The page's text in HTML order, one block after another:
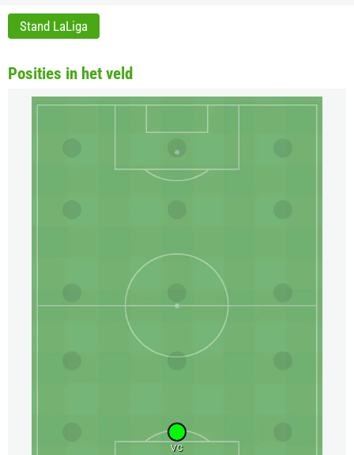
Stand LaLiga
Posities in het veld
VC